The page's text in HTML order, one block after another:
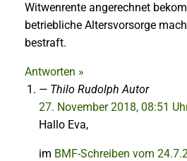
Witwenrente angerechnet
betriebliche Altersvorsorge
bestraft.
Antworten »
Thilo RudolphAutor
27. November 2018, 08:51
Hallo Eva,
im BMF-Schreiben vom